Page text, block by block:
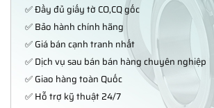
✅ Đầy đủ giấy tờ CO,CQ gốc
✅ Bảo hành chính hãng
✅ Giá bán cạnh tranh nhất
✅ Dịch vụ sau bán bán hàng chuyên nghiệp
✅ Giao hàng toàn Quốc
✅ Hỗ trợ kỹ thuật 24/7